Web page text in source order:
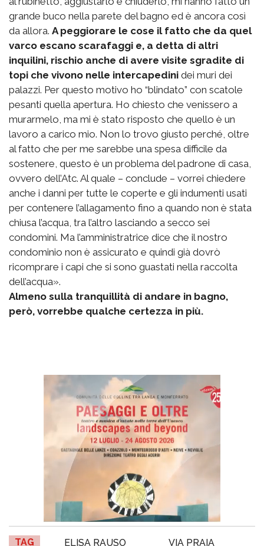
grande buco nella parete del bagno ed è ancora così
da allora. A peggiorare le cose il fatto che da quel
varco escano scarafaggi e, a detta di altri
inquilini, rischio anche di avere visite sgradite di
topi che vivono nelle intercapedini dei muri dei
palazzi. Per questo motivo ho “blindato” con scatole
pesanti quella apertura. Ho chiesto che venissero a
murarmelo, ma mi è stato risposto che quello è un
lavoro a carico mio. Non lo trovo giusto perché, oltre
al fatto che per me sarebbe una spesa difficile da
sostenere, questo è un problema del padrone di casa,
ovvero dell’Atc. Al quale – conclude – vorrei chiedere
anche i danni per tutte le coperte e gli indumenti usati
per contenere l’allagamento fino a quando non è stata
chiusa l’acqua, tra l’altro lasciando a secco sei
condomini. Ma l’amministratrice dice che il nostro
condominio non è assicurato e quindi già dovrò
ricomprare i capi che si sono guastati nella raccolta
dell’acqua».
Almeno sulla tranquillità di andare in bagno,
però, vorrebbe qualche certezza in più.
TAG ELISA RAUSO
VIA PRAIA